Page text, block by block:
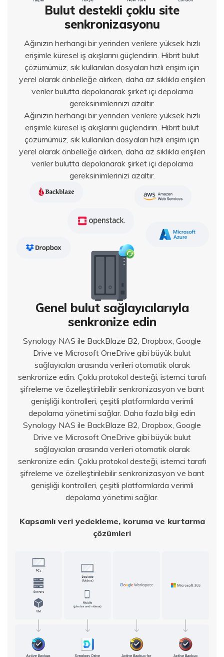
Bulut destekli çoklu site
senkronizasyonu
Ağınızın herhangi bir yerinden verilere yüksek hızlı
erişimle küresel iş akışlarını güçlendirin. Hibrit bulut
çözümümüz, sık kullanılan dosyaları hızlı erişim için
yerel olarak önbelleğe alırken, daha az sıklıkla erişilen
veriler bulutta depolanarak şirket içi depolama
gereksinimlerinizi azaltır.
Ağınızın herhangi bir yerinden verilere yüksek hızlı
erişimle küresel iş akışlarını güçlendirin. Hibrit bulut
çözümümüz, sık kullanılan dosyaları hızlı erişim için
yerel olarak önbelleğe alırken, daha az sıklıkla erişilen
veriler bulutta depolanarak şirket içi depolama
gereksinimlerinizi azaltır.
Genel bulut sağlayıcılarıyla
senkronize edin
Synology NAS ile BackBlaze B2, Dropbox, Google
Drive ve Microsoft OneDrive gibi büyük bulut
sağlayıcıları arasında verileri otomatik olarak
senkronize edin. Çoklu protokol desteği, istemci tarafı
şifreleme ve özelleştirilebilir senkronizasyon ve bant
genişliği kontrolleri, çeşitli platformlarda verimli
depolama yönetimi sağlar. Daha fazla bilgi edin
Synology NAS ile BackBlaze B2, Dropbox, Google
Drive ve Microsoft OneDrive gibi büyük bulut
sağlayıcıları arasında verileri otomatik olarak
senkronize edin. Çoklu protokol desteği, istemci tarafı
şifreleme ve özelleştirilebilir senkronizasyon ve bant
genişliği kontrolleri, çeşitli platformlarda verimli
depolama yönetimi sağlar.
Kapsamlı veri yedekleme, koruma ve kurtarma
çözümleri